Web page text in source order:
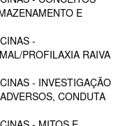
E
-
PROFILAXIA RAIVA
- INVESTIGAÇÃO
CONDUTA